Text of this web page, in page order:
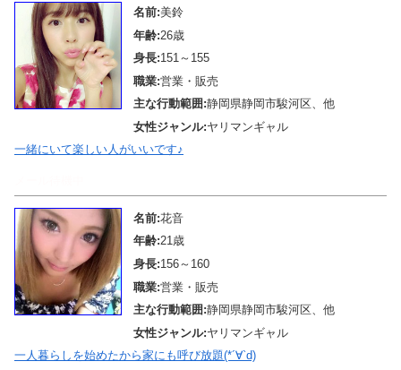
名前:美鈴
年齢:26歳
身長:151～155
職業:営業・販売
主な行動範囲:静岡県静岡市駿河区、他
女性ジャンル:ヤリマンギャル
一緒にいて楽しい人がいいです♪
名前:花音
年齢:21歳
身長:156～160
職業:営業・販売
主な行動範囲:静岡県静岡市駿河区、他
女性ジャンル:ヤリマンギャル
一人暮らしを始めたから家にも呼び放題(*´∀`d)